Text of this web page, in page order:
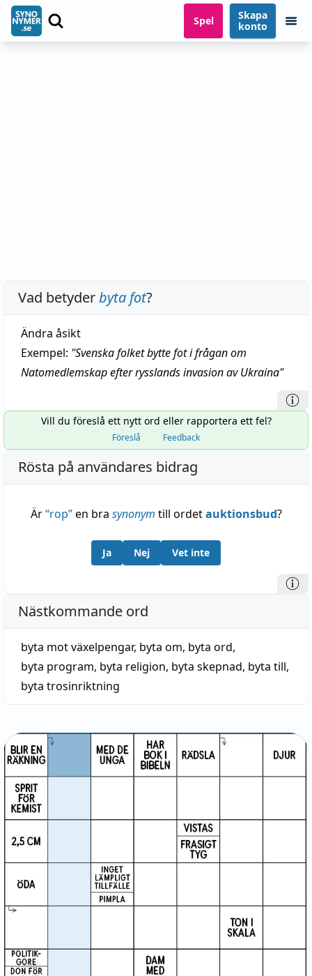
Spel
Skapa
konto
Vad betyderbyta fot?
Ändra åsikt
Exempel: "Svenska folket bytte fot i frågan om
Natomedlemskap efter rysslands invasion av Ukraina"
Vill du föreslå ett nytt ord eller rapportera ett fel?
Föreslå Feedback
Rösta på användares bidrag
Är“rop”en bra synonym till ordetauktionsbud?
Ja Nej Vet inte
Nästkommande ord
byta mot växelpengar, byta om, byta ord,
byta program, byta religion, byta skepnad, byta till,
byta trosinriktning